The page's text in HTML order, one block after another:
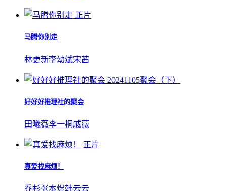
正片
马腾你别走
林更新李幼斌宋茜
20241105聚会（下）
好好好推理社的聚会
田曦薇李一桐 戚薇
正片
真爱找麻烦！
乔杉张本煜韩云云